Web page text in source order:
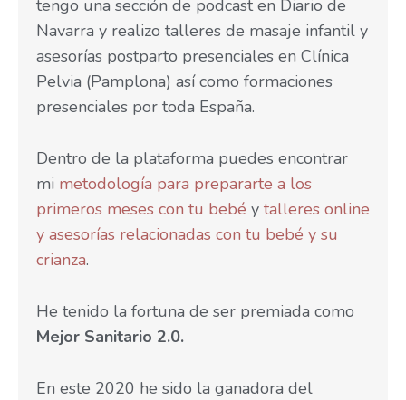
tengo una sección de podcast en Diario de
Navarra y realizo talleres de masaje infantil y
asesorías postparto presenciales en Clínica
Pelvia (Pamplona) así como formaciones
presenciales por toda España.
Dentro de la plataforma puedes encontrar
mi metodología para prepararte a los
primeros meses con tu bebé y talleres online
y asesorías relacionadas con tu bebé y su
crianza.
He tenido la fortuna de ser premiada como
Mejor Sanitario 2.0.
En este 2020 he sido la ganadora del